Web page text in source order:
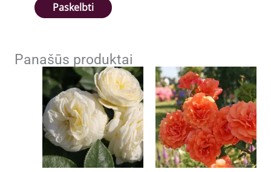
Panašūs produktai